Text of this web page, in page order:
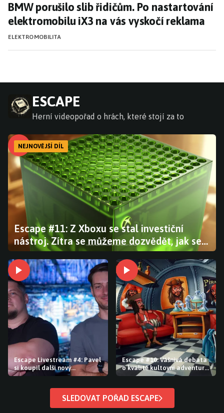
BMW porušilo slib řidičům. Po nastartování
elektromobilu iX3 na vás vyskočí reklama
ELEKTROMOBILITA
ESCAPE
Herní videopořad o hrách, které stojí za to
NEJNOVĚJŠÍ DÍL
Escape #11: Z Xboxu se stal investiční
nástroj. Zítra se můžeme dozvědět, jak se
prodává GTA 6
Escape Livestream #4: Pavel
si koupil další nový
hardware a PlayStation i
Escape #10: Vášnivá debata
o kvalitě kultovní adventury.
Bethesda je pod tlakem
SLEDOVAT POŘAD ESCAPE